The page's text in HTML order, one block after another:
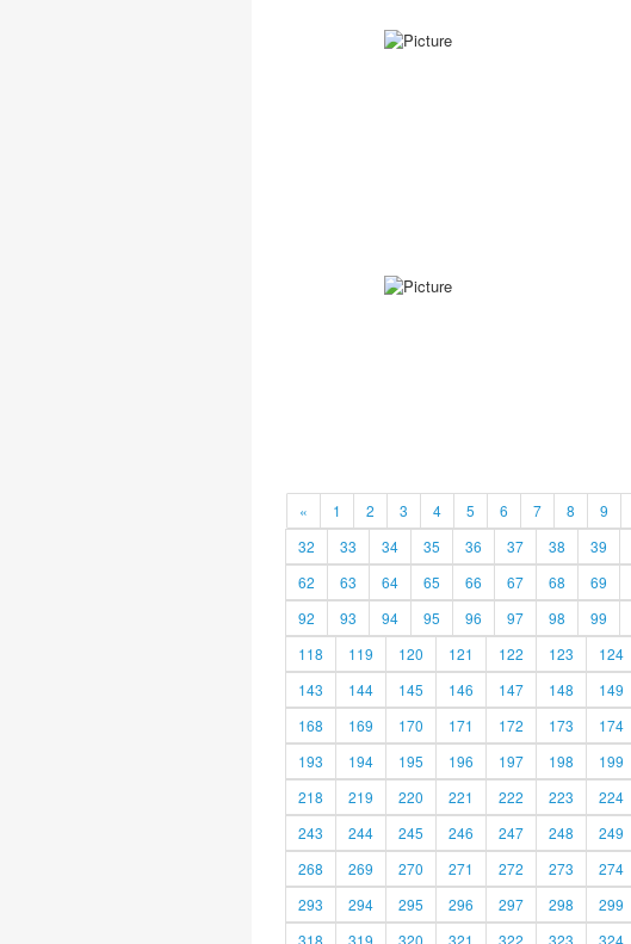
« 1 2 3 4 5 6 7 8 9
32
33 34 35 36 37 38 39
62
63 64 65 66 67 68 69
92
93 94 95 96 97 98 99
118
119 120 121 122 123 124
143
144 145 146 147 148 149
168
169 170 171 172 173 174
193
194 195 196 197 198 199
218
219 220 221 222 223 224
243
244 245 246 247 248 249
268
269 270 271 272 273 274
293
294 295 296 297 298 299
318
319 320 321 322 323 324